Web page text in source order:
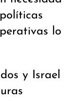
lo
y Israel